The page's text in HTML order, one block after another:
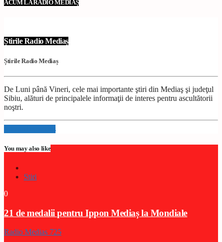
ACUM LA RADIO MEDIAȘ
Știrile Radio Mediaș
Știrile Radio Mediaș
De Luni până Vineri, cele mai importante ştiri din Mediaş şi judeţul
Sibiu, alături de principalele informaţii de interes pentru ascultătorii
noştri.
Info and episodes
You may also like
Stiri
0
21 de medalii pentru Ippon Mediaș la Mondiale
Radio Medias 725